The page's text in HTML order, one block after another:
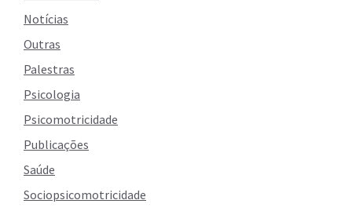
Notícias
Outras
Palestras
Psicologia
Psicomotricidade
Publicações
Saúde
Sociopsicomotricidade